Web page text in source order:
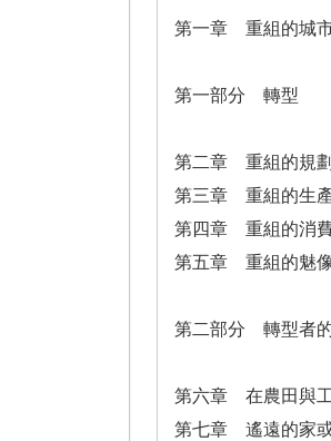
第一章 重組的城
第一部分 轉型
第二章 重組的規
第三章 重組的生
第四章 重組的消
第五章 重組的魅
第二部分 轉型者
第六章 在農田與
第七章 遙遠的家